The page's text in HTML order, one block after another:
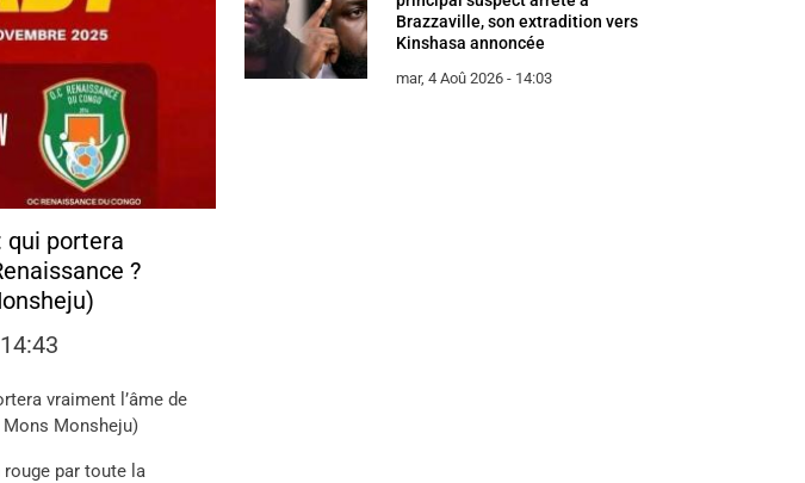
qui portera
?
vraiment l’âme de
Mons Monsheju)
rouge par toute la
Brazzaville, son extradition vers
Kinshasa annoncée
mar, 4 Aoû 2026 - 14:03